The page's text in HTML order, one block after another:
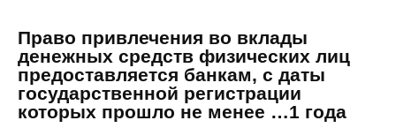
Право привлечения во вклады
денежных средств физических лиц
предоставляется банкам, с даты
государственной регистрации
которых прошло не менее …1 года